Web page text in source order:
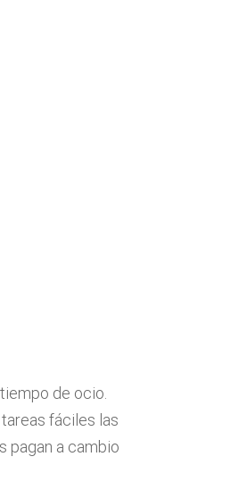
de ocio.
fáciles las
pagan a cambio